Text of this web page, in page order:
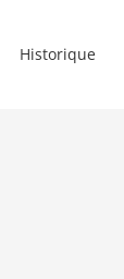
Historique